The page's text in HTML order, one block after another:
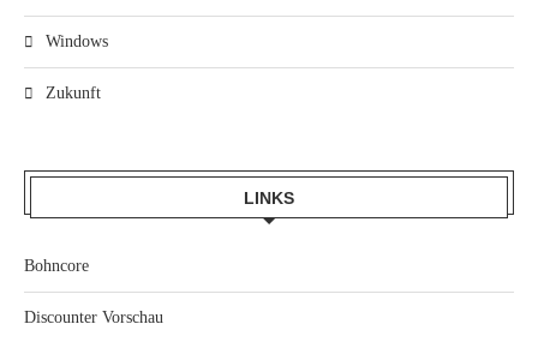
Windows
Zukunft
LINKS
Bohncore
Discounter Vorschau